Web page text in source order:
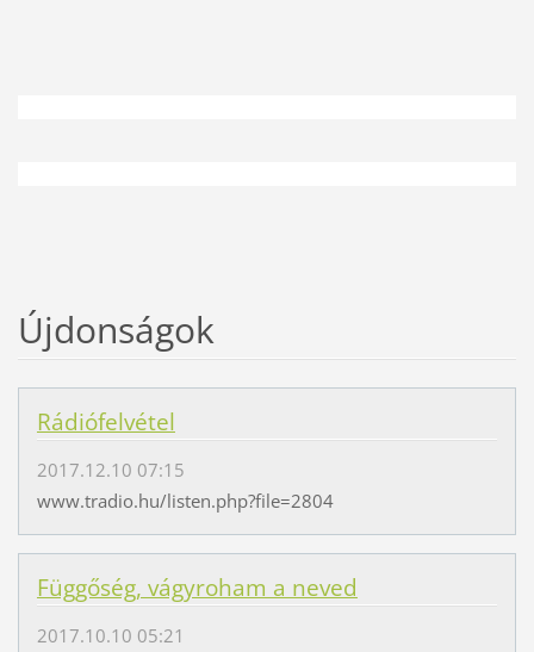
Újdonságok
Rádiófelvétel
2017.12.10 07:15
www.tradio.hu/listen.php?file=2804
Függőség, vágyroham a neved
2017.10.10 05:21